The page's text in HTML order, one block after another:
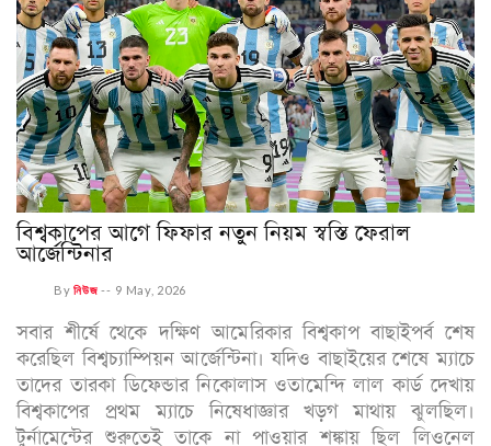
বিশ্বকাপের আগে ফিফার নতুন নিয়ম স্বস্তি ফেরাল
আর্জেন্টিনার
Byনিউজ -- 9 May, 2026
সবার শীর্ষে থেকে দক্ষিণ আমেরিকার বিশ্বকাপ বাছাইপর্ব শেষ
করেছিল বিশ্বচ্যাম্পিয়ন আর্জেন্টিনা। যদিও বাছাইয়ের শেষে ম্যাচে
তাদের তারকা ডিফেন্ডার নিকোলাস ওতামেন্দি লাল কার্ড দেখায়
বিশ্বকাপের প্রথম ম্যাচে নিষেধাজ্ঞার খড়গ মাথায় ঝুলছিল।
টুর্নামেন্টের শুরুতেই তাকে না পাওয়ার শঙ্কায় ছিল লিওনেল